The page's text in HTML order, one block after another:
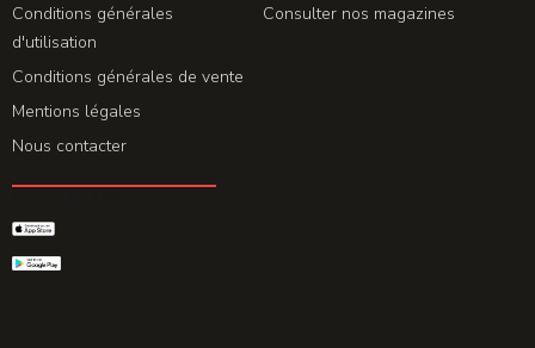
Conditions générales
d'utilisation
Conditions générales de vente
Mentions légales
Nous contacter
Consulter nos magazines